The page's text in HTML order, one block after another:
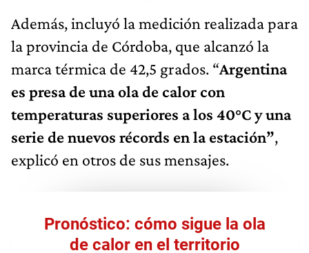
Además, incluyó la medición realizada para
la provincia de Córdoba, que alcanzó la
marca térmica de 42,5 grados. “Argentina
es presa de una ola de calor con
temperaturas superiores a los 40°C y una
serie de nuevos récords en la estación”,
explicó en otros de sus mensajes.
Pronóstico: cómo sigue la ola
de calor en el territorio